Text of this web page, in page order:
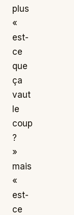
plus
«
est-
ce
que
ça
vaut
le
coup
?
»
mais
«
est-
ce